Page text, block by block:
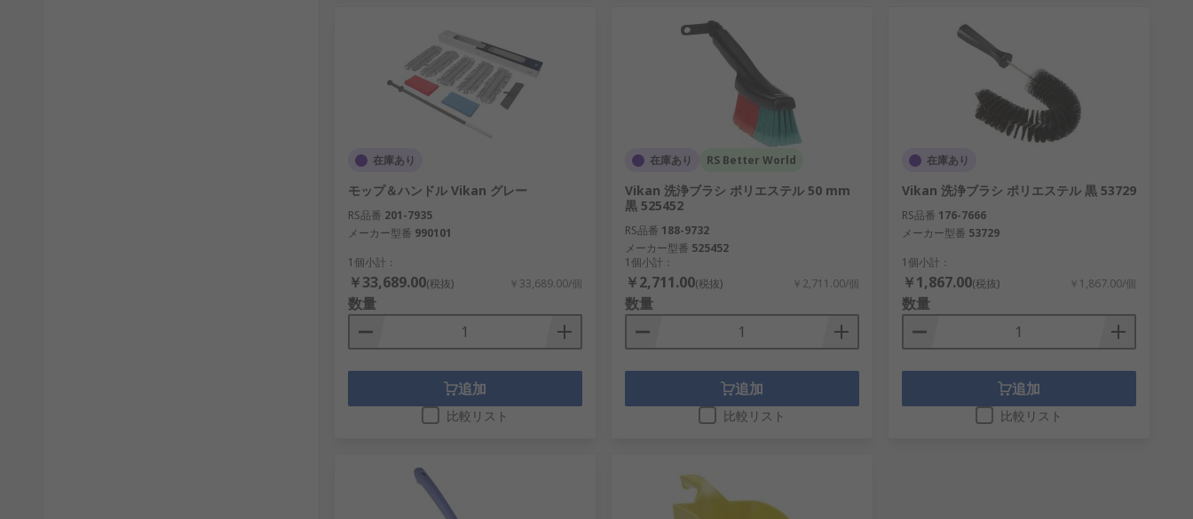
在庫あり
モップ＆ハンドル Vikan グレー
RS品番 201-7935
メーカー型番 990101
1個小計：
￥33,689.00(税抜) ￥33,689.00/個
数量
追加
比較リスト
在庫あり RS Better World
Vikan 洗浄ブラシ ポリエステル 50 mm
黒 525452
RS品番 188-9732
メーカー型番 525452
1個小計：
￥2,711.00(税抜) ￥2,711.00/個
数量
追加
比較リスト
在庫あり
Vikan 洗浄ブラシ ポリエステル 黒 53729
RS品番 176-7666
メーカー型番 53729
1個小計：
￥1,867.00(税抜) ￥1,867.00/個
数量
追加
比較リスト